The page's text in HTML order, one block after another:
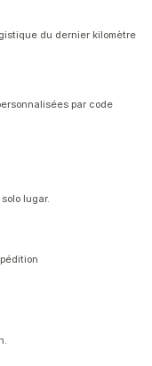
du dernier kilomètre
par code
lugar.